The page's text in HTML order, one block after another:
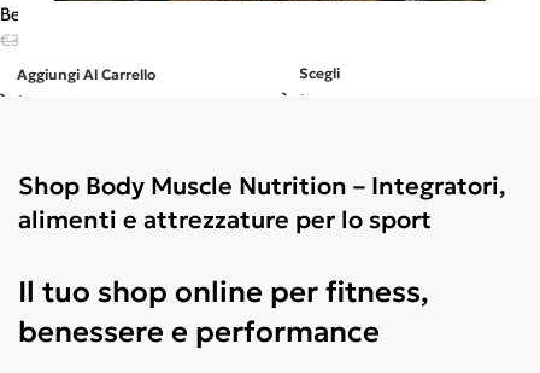
Bevande energetiche/Proteiche
€3,50
Aggiungi Al Carrello Scegli
Shop Body Muscle Nutrition – Integratori,
alimenti e attrezzature per lo sport
Il tuo shop online per fitness,
benessere e performance